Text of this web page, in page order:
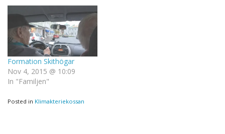
Formation Skithögar
Nov 4, 2015 @ 10:09
In "Familjen"
Posted in Klimakteriekossan